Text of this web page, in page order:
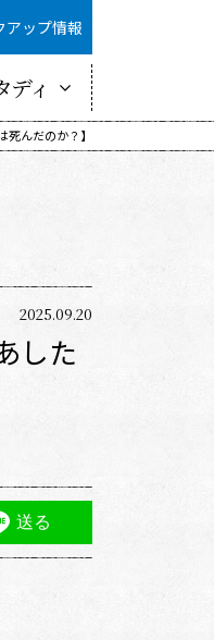
アップ情報
ディ
んだのか？】
2025.09.20
した
送る